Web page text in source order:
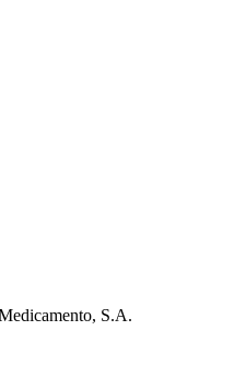
S.A.